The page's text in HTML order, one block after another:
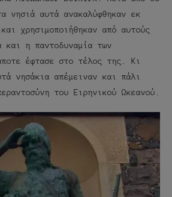
νησιά αυτά ανακαλύφθηκαν εκ
χρησιμοποιήθηκαν από αυτούς
και η παντοδυναμία των
έφτασε στο τέλος της. Κι
νησάκια απέμειναν και πάλι
του Ειρηνικού Ωκεανού.